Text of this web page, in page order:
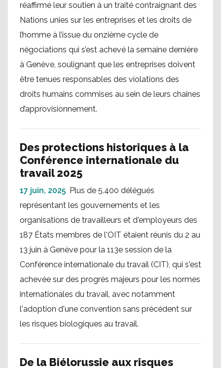
réaffirmé leur soutien à un traité contraignant des
Nations unies sur les entreprises et les droits de
l’homme à l’issue du onzième cycle de
négociations qui s’est achevé la semaine dernière
à Genève, soulignant que les entreprises doivent
être tenues responsables des violations des
droits humains commises au sein de leurs chaînes
d’approvisionnement.
Des protections historiques à la
Conférence internationale du
travail 2025
17 juin, 2025 Plus de 5.400 délégués
représentant les gouvernements et les
organisations de travailleurs et d'employeurs des
187 États membres de l'OIT étaient réunis du 2 au
13 juin à Genève pour la 113e session de la
Conférence internationale du travail (CIT), qui s'est
achevée sur des progrès majeurs pour les normes
internationales du travail, avec notamment
l'adoption d'une convention sans précédent sur
les risques biologiques au travail.
De la Biélorussie aux risques